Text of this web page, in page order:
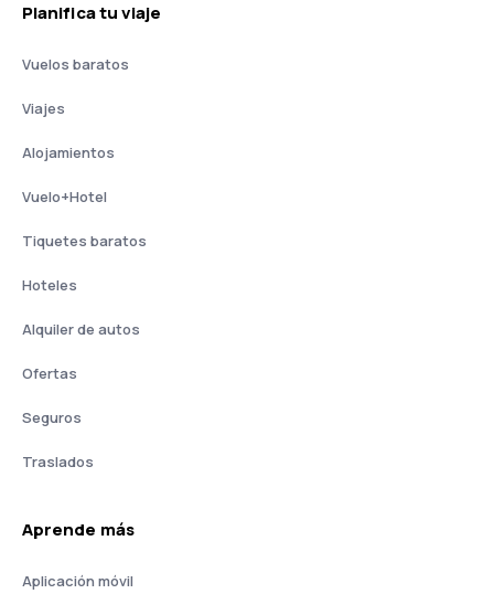
Planifica tu viaje
Vuelos baratos
Viajes
Alojamientos
Vuelo+Hotel
Tiquetes baratos
Hoteles
Alquiler de autos
Ofertas
Seguros
Traslados
Aprende más
Aplicación móvil